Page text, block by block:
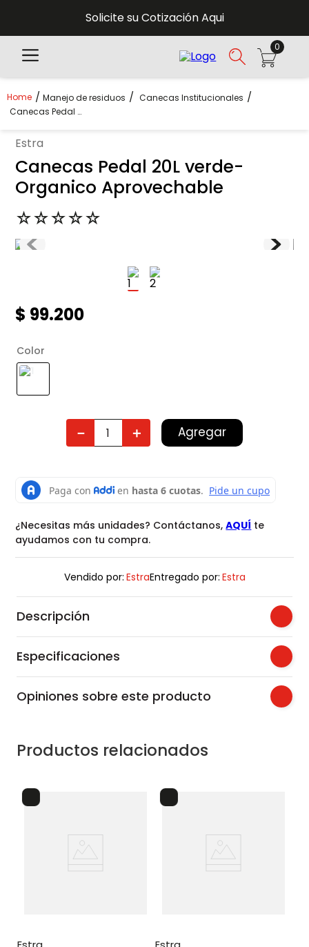
Solicite su Cotización Aqui
0
Manejo de residuos
Canecas Institucionales
Canecas Pedal 20L Verde- Organico Aprovechable
estra
Canecas Pedal 20L verde-
Organico Aprovechable
☆☆☆☆☆
$ 99.200
Color
＋
－ Agregar
¿Necesitas más unidades? Contáctanos,AQUÍ te
ayudamos con tu compra.
Vendido por: EstraEntregado por: Estra
Descripción
Especificaciones
Opiniones sobre este producto
Productos relacionados